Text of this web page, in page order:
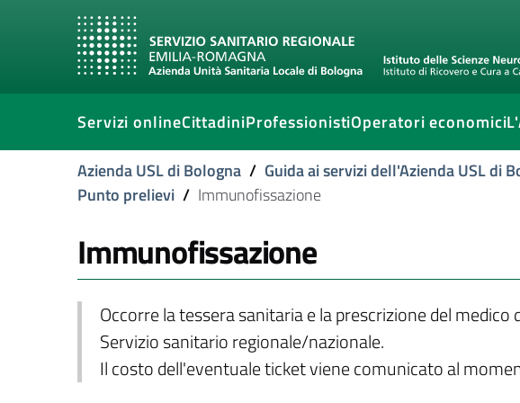
Servizi onlineCittadiniProfessionistiOperatori economici
Azienda USL di Bologna / Guida ai servizi dell'Azienda USL di
Punto prelievi / Immunofissazione
Immunofissazione
Occorre la tessera sanitaria e la prescrizione del
Servizio sanitario regionale/nazionale.
Il costo dell'eventuale ticket viene comunicato al